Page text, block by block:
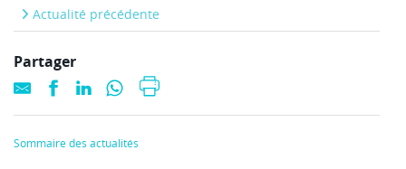
Actualité précédente
Partager
Sommaire des actualités